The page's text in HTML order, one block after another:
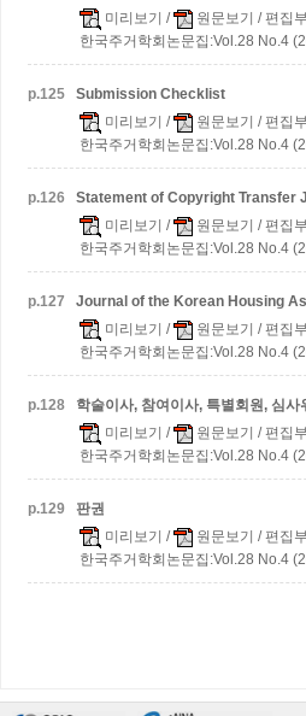
미리보기 / 원문보기 / 편집
한국주거학회논문집:Vol.28 No.4
p.125
Submission Checklist
미리보기 / 원문보기 / 편집
한국주거학회논문집:Vol.28 No.4
p.126
Statement of Copyright Transfer
미리보기 / 원문보기 / 편집
한국주거학회논문집:Vol.28 No.4
p.127
Journal of the Korean Housing
미리보기 / 원문보기 / 편집
한국주거학회논문집:Vol.28 No.4
p.128
학술이사, 참여이사, 특별회원, 심사
미리보기 / 원문보기 / 편집
한국주거학회논문집:Vol.28 No.4
p.129
판권
미리보기 / 원문보기 / 편집
한국주거학회논문집:Vol.28 No.4